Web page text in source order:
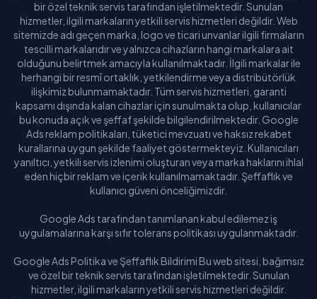
bir özel teknik servis tarafından işletilmektedir. Sunulan
hizmetler, ilgili markaların yetkili servis hizmetleri değildir. Web
sitemizde adı geçen marka, logo ve ticari unvanlar ilgili firmaların
tescilli markalarıdır ve yalnızca cihazların hangi markalara ait
olduğunu belirtmek amacıyla kullanılmaktadır. İlgili markalar ile
herhangi bir resmî ortaklık, yetkilendirme veya distribütörlük
ilişkimiz bulunmamaktadır. Tüm servis hizmetleri, garanti
kapsamı dışında kalan cihazlar için sunulmakta olup, kullanıcılar
bu konuda açık ve şeffaf şekilde bilgilendirilmektedir. Google
Ads reklam politikaları, tüketici mevzuatı ve haksız rekabet
kurallarına uygun şekilde faaliyet göstermekteyiz. Kullanıcıları
yanıltıcı, yetkili servis izlenimi oluşturan veya marka haklarını ihlal
eden hiçbir reklam ve içerik kullanılmamaktadır. Şeffaflık ve
kullanıcı güveni önceliğimizdir.
Google Ads tarafından tanımlanan kabul edilemez iş
uygulamalarına karşı sıfır tolerans politikası uygulanmaktadır.
Google Ads Politika ve Şeffaflık Bildirimi Bu web sitesi, bağımsız
ve özel bir teknik servis tarafından işletilmektedir. Sunulan
hizmetler, ilgili markaların yetkili servis hizmetleri değildir.